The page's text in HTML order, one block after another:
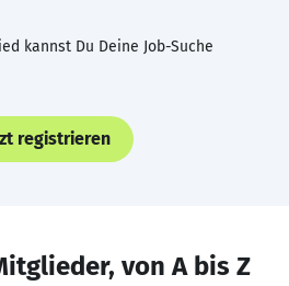
kannst Du Deine Job-Suche
registrieren
von A bis Z